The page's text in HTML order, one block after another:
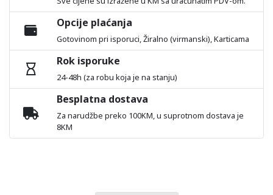
Opcije plaćanja
Gotovinom pri isporuci, Žiralno (virmanski), Karticama
Rok isporuke
24-48h (za robu koja je na stanju)
Besplatna dostava
Za narudžbe preko 100KM, u suprotnom dostava je
8KM